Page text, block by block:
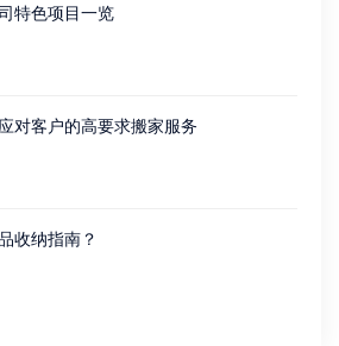
特色项目一览
对客户的高要求搬家服务
收纳指南？